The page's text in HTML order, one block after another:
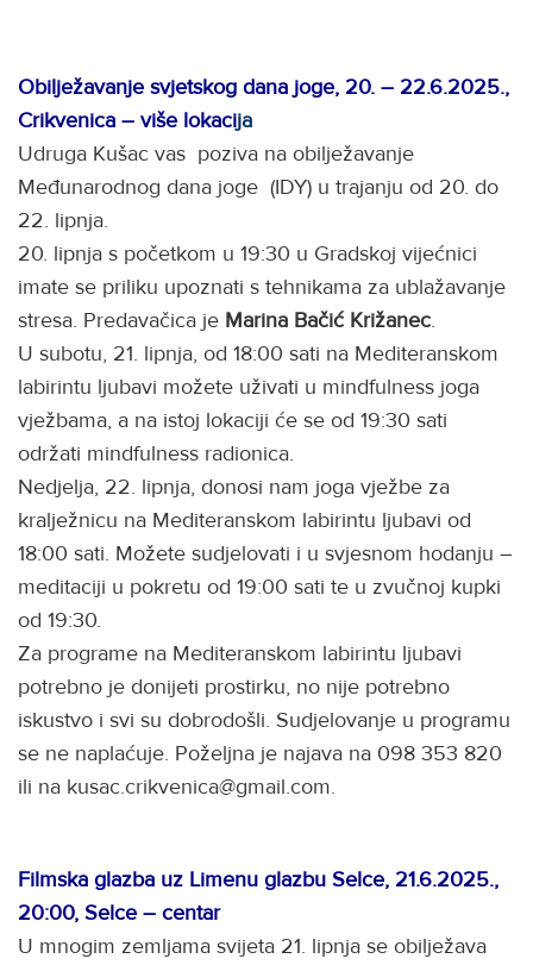
Obilježavanje svjetskog dana joge, 20. – 22.6.2025.,
Crikvenica – više lokacija
Udruga Kušac vas poziva na obilježavanje
Međunarodnog dana joge (IDY) u trajanju od 20. do
22. lipnja.
20. lipnja s početkom u 19:30 u Gradskoj vijećnici
imate se priliku upoznati s tehnikama za ublažavanje
stresa. Predavačica je Marina Bačić Križanec.
U subotu, 21. lipnja, od 18:00 sati na Mediteranskom
labirintu ljubavi možete uživati u mindfulness joga
vježbama, a na istoj lokaciji će se od 19:30 sati
održati mindfulness radionica.
Nedjelja, 22. lipnja, donosi nam joga vježbe za
kralježnicu na Mediteranskom labirintu ljubavi od
18:00 sati. Možete sudjelovati i u svjesnom hodanju –
meditaciji u pokretu od 19:00 sati te u zvučnoj kupki
od 19:30.
Za programe na Mediteranskom labirintu ljubavi
potrebno je donijeti prostirku, no nije potrebno
iskustvo i svi su dobrodošli. Sudjelovanje u programu
se ne naplaćuje. Poželjna je najava na 098 353 820
ili na kusac.crikvenica@gmail.com.
Filmska glazba uz Limenu glazbu Selce, 21.6.2025.,
20:00, Selce – centar
U mnogim zemljama svijeta 21. lipnja se obilježava